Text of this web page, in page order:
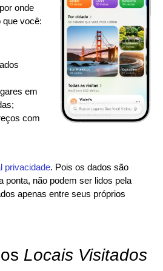
onde
que você:
em
com
privacidade. Pois os dados são
ponta, não podem ser lidos pela
apenas entre seus próprios
Locais Visitados